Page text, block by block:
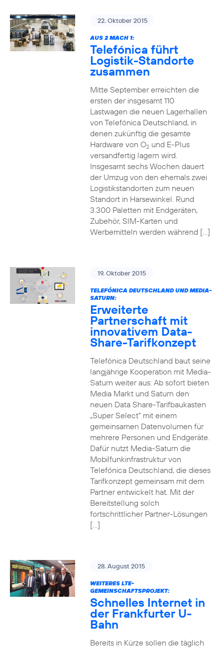
22. Oktober 2015
AUS 2 MACH 1:
Telefónica führt
Logistik-Standorte
zusammen
Mitte September erreichten die
ersten der insgesamt 110
Lastwagen die neuen Lagerhallen
von Telefónica Deutschland, in
denen zukünftig die gesamte
Hardware von O2und E-Plus
versandfertig lagern wird.
Insgesamt sechs Wochen dauert
der Umzug von den ehemals zwei
Logistikstandorten zum neuen
Standort in Harsewinkel. Rund
3.300 Paletten mit Endgeräten,
Zubehör, SIM-Karten und
Werbemitteln werden während […]
19. Oktober 2015
TELEFÓNICA DEUTSCHLAND UND MEDIA-
SATURN:
Erweiterte
Partnerschaft mit
innovativem Data-
Share-Tarifkonzept
Telefónica Deutschland baut seine
langjährige Kooperation mit Media-
Saturn weiter aus: Ab sofort bieten
Media Markt und Saturn den
neuen Data Share-Tarifbaukasten
„Super Select“ mit einem
gemeinsamen Datenvolumen für
mehrere Personen und Endgeräte.
Dafür nutzt Media-Saturn die
Mobilfunkinfrastruktur von
Telefónica Deutschland, die dieses
Tarifkonzept gemeinsam mit dem
Partner entwickelt hat. Mit der
Bereitstellung solch
fortschrittlicher Partner-Lösungen
[…]
28. August 2015
WEITERES LTE-
GEMEINSCHAFTSPROJEKT:
Schnelles Internet in
der Frankfurter U-
Bahn
Bereits in Kürze sollen die täglich